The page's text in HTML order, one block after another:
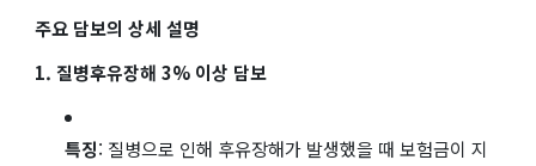
주요 담보의 상세 설명
1. 질병후유장해 3% 이상 담보
특징: 질병으로 인해 후유장해가 발생했을 때 보험금이 지